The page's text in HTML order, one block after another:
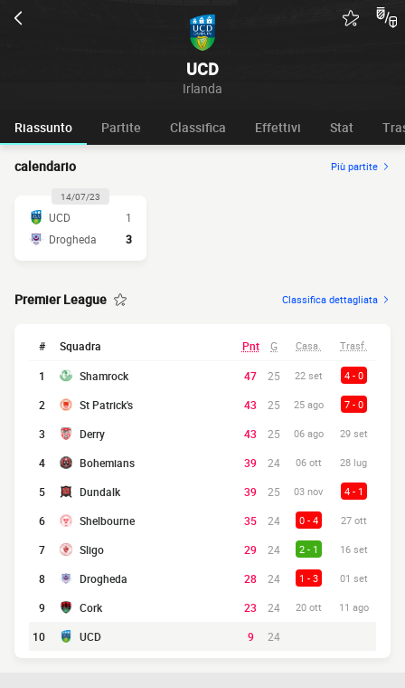
UCD
Irlanda
Riassunto Partite Classifica Effettivi Stat
calendario Più partite
14/07/23
UCD
1
Drogheda
3
Premier League Classifica dettagliata
# Squadra Pnt G Casa. Trasf.
1 Shamrock 47 25 22 set 4 - 0
2 St Patrick's 43 25 25 ago 7 - 0
3 Derry 43 25 06 ago 29 set
4 Bohemians 39 24 06 ott 28 lug
5 Dundalk 39 25 03 nov 4 - 1
6 Shelbourne 35 24 0 - 4 27 ott
7 Sligo 29 24 2 - 1 16 set
8 Drogheda 28 24 1 - 3 01 set
9 Cork 23 24 20 ott 11 ago
10 UCD 9 24